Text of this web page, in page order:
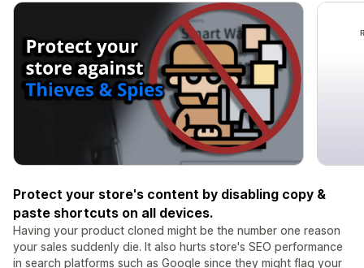
Protect your store's content by disabling copy &
paste shortcuts on all devices.
Having your product cloned might be the number one reason
your sales suddenly die. It also hurts store's SEO performance
in search platforms such as Google since they might flag your